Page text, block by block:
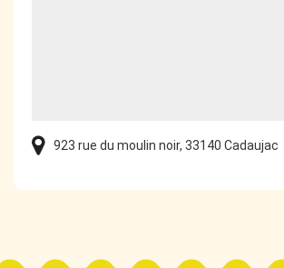
923 rue du moulin noir, 33140 Cadaujac